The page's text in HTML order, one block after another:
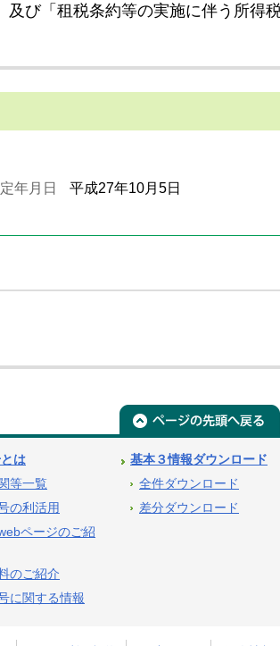
及び「租税条約等の実施に伴う所得
年月日 平成27年10月5日
は
等一覧
の利活用
ページのご紹
のご紹介
に関する情報
基本３情報ダウンロード
全件ダウンロード
差分ダウンロード